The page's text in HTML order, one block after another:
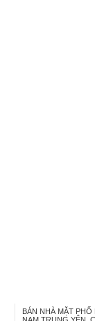
BÁN NHÀ MẶT PHỐ